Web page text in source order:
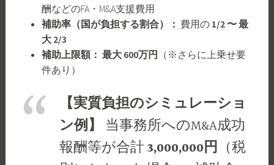
酬などのFA・M&A支援費用
補助率（国が負担する割合）： 費用の 1/2 〜 最
大 2/3
補助上限額： 最大 600万円 （※さらに上乗せ要
件あり）
【実質負担のシミュレーショ
ン例】
当事務所へのM&A成功
報酬等が合計3,000,000円
（税